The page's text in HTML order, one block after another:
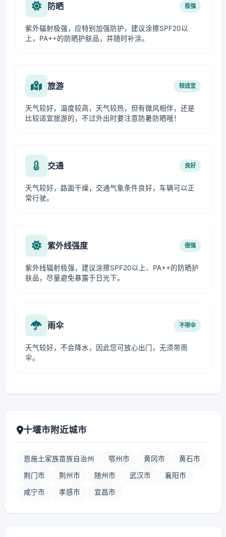
防晒 极强
紫外辐射极强，应特别加强防护，建议涂擦SPF20以
上，PA++的防晒护肤品，并随时补涂。
旅游 较适宜
天气较好，温度较高，天气较热，但有微风相伴，还是
比较适宜旅游的，不过外出时要注意防暑防晒哦！
交通 良好
天气较好，路面干燥，交通气象条件良好，车辆可以正
常行驶。
紫外线强度 很强
紫外线辐射极强，建议涂擦SPF20以上、PA++的防晒护
肤品，尽量避免暴露于日光下。
雨伞 不带伞
天气较好，不会降水，因此您可放心出门，无须带雨
伞。
十堰市附近城市
恩施土家族苗族自治州 鄂州市 黄冈市 黄石市
荆门市 荆州市 随州市 武汉市 襄阳市
咸宁市 孝感市 宜昌市